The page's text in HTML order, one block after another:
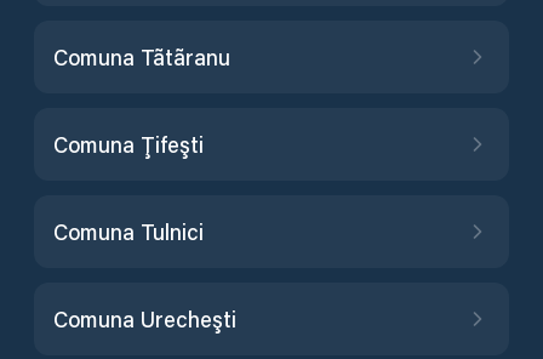
Comuna Tãtãranu
Comuna Ţifeşti
Comuna Tulnici
Comuna Urecheşti